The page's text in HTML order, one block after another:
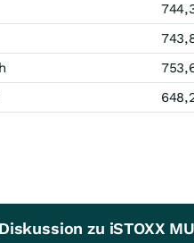
zu iSTOXX